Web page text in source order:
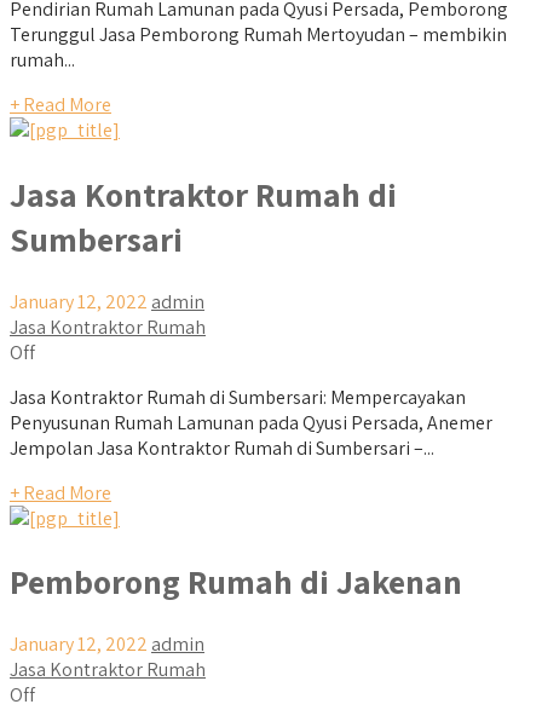
Pendirian Rumah Lamunan pada Qyusi Persada, Pemborong
Terunggul Jasa Pemborong Rumah Mertoyudan – membikin
rumah...
+ Read More
Jasa Kontraktor Rumah di
Sumbersari
January 12, 2022 admin
Jasa Kontraktor Rumah
Off
Jasa Kontraktor Rumah di Sumbersari: Mempercayakan
Penyusunan Rumah Lamunan pada Qyusi Persada, Anemer
Jempolan Jasa Kontraktor Rumah di Sumbersari –...
+ Read More
Pemborong Rumah di Jakenan
January 12, 2022 admin
Jasa Kontraktor Rumah
Off